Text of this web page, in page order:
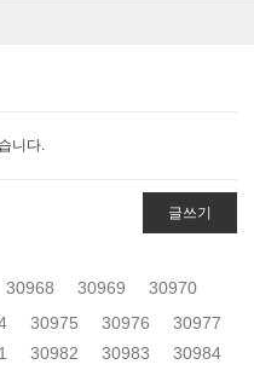
니다.
글쓰기
30968 30969
30970
30975 30976
30977
30982 30983
30984